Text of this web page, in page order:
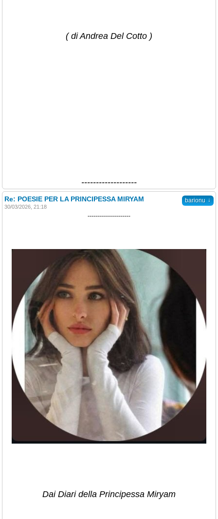
( di Andrea Del Cotto )
-------------------
barionu ↓
Re: POESIE PER LA PRINCIPESSA MIRYAM
30/03/2026, 21:18
----------------------
Dai Diari della Principessa Miryam